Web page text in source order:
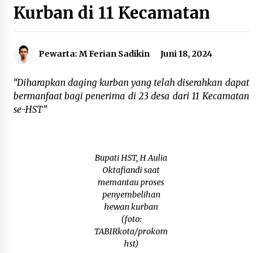
Eksekusi Putusan PN, Kejari Kotabaru Setor
Sekda Tapin Komitmen Tingkatkan Layanan
Kesehatan
Agustus 4, 2026
Pelajar di HST Musnahkan Barang Bukti
Kejaksaan, Ada Apa?
Agustus 4, 2026
Dana Transfer Pusat Berkurang, Pemkab
Balangan Pastikan Enam Prioritas
Pembangunan Tetap Berjalan
Kurban di 11 Kecamatan
Pewarta: M Ferian Sadikin Juni 18, 2024
“Diharapkan daging kurban yang telah diserahkan dapat
bermanfaat bagi penerima di 23 desa dari 11 Kecamatan
se-HST”
Bupati HST, H Aulia
Oktafiandi saat
memantau proses
penyembelihan
hewan kurban
(foto:
TABIRkota/prokom
hst)